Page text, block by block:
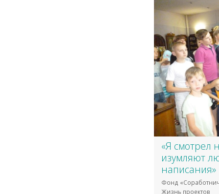
«Я смотрел
изумляют
написания»
Фонд
Жизнь проектов